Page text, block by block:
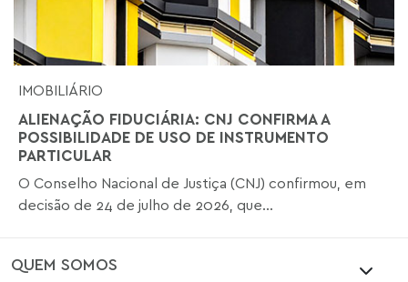
IMOBILIÁRIO
ALIENAÇÃO FIDUCIÁRIA: CNJ CONFIRMA A
POSSIBILIDADE DE USO DE INSTRUMENTO
PARTICULAR
O Conselho Nacional de Justiça (CNJ) confirmou, em
decisão de 24 de julho de 2026, que...
QUEM SOMOS